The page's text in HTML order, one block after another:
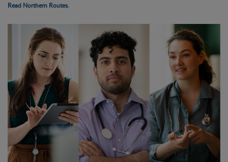
Read Northern Routes.